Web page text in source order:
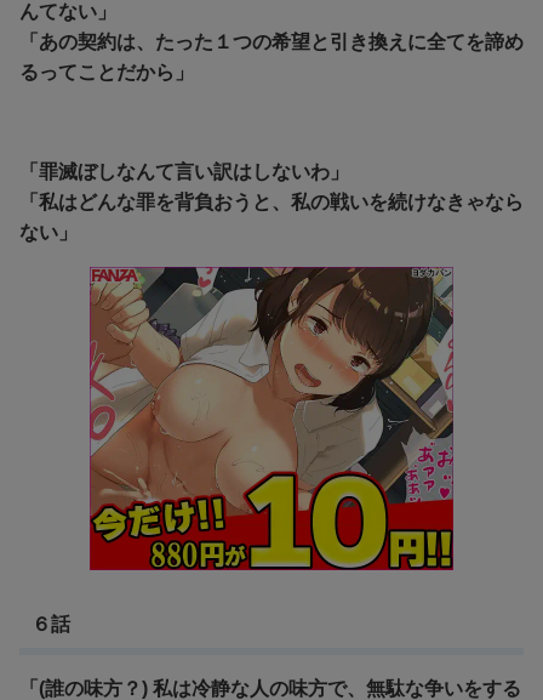
んてない」
「あの契約は、たった１つの希望と引き換えに全てを諦め
るってことだから」
「罪滅ぼしなんて言い訳はしないわ」
「私はどんな罪を背負おうと、私の戦いを続けなきゃなら
ない」
６話
「(誰の味方？) 私は冷静な人の味方で、無駄な争いをする